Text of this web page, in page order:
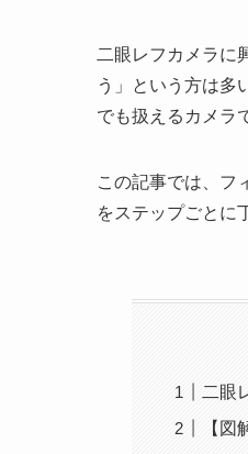
二眼レフカメラに
う」という方は多
でも扱えるカメラ
この記事では、フ
をステップごとに
二眼
【